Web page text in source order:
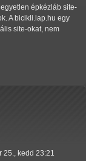
épkézláb site-
A bicikli.lap.hu egy
site-okat, nem
25., kedd 23:21